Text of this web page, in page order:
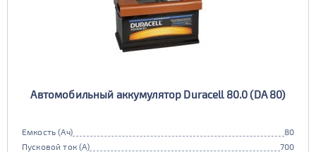
Автомобильный аккумулятор Duracell 80.0 (DA 80)
Емкость (Ач)
80
Пусковой ток (А)
700